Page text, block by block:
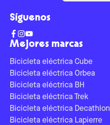
Mejores marcas
Bicicleta eléctrica Cube
Bicicleta eléctrica Orbea
Bicicleta eléctrica BH
Bicicleta eléctrica Trek
Bicicleta eléctrica Decathlon
Bicicleta eléctrica Lapierre
Síguenos